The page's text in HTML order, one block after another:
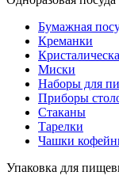
Бумажная
Креманки
Миски
Наборы для
Приборы
Стаканы
Тарелки
Чашки
Упаковка для